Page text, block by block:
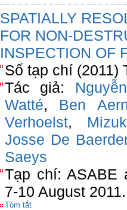
SPATIALLY
FOR NON-
INSPECTION OF
Số tạp chí (2011)
Tác giả:
Watté, Ben
Verhoelst,
Josse De
Saeys
Tạp chí: ASABE
7-10 August
Tóm tắt